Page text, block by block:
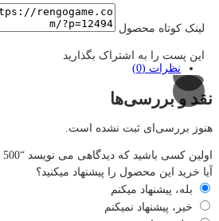
لینک کوتاه محصول
این پست را به اشتراک بگذارید
نظرات (0)
نقد و بررسی‌ها
هنوز بررسی‌ای ثبت نشده است.
اولین کسی باشید که دیدگاهی می نویسد “500 جم کلش اف کلنز”
آیا خرید این محصول را پیشنهاد میکنید؟
بله، پیشنهاد میکنم
خیر، پیشنهاد نمیکنم